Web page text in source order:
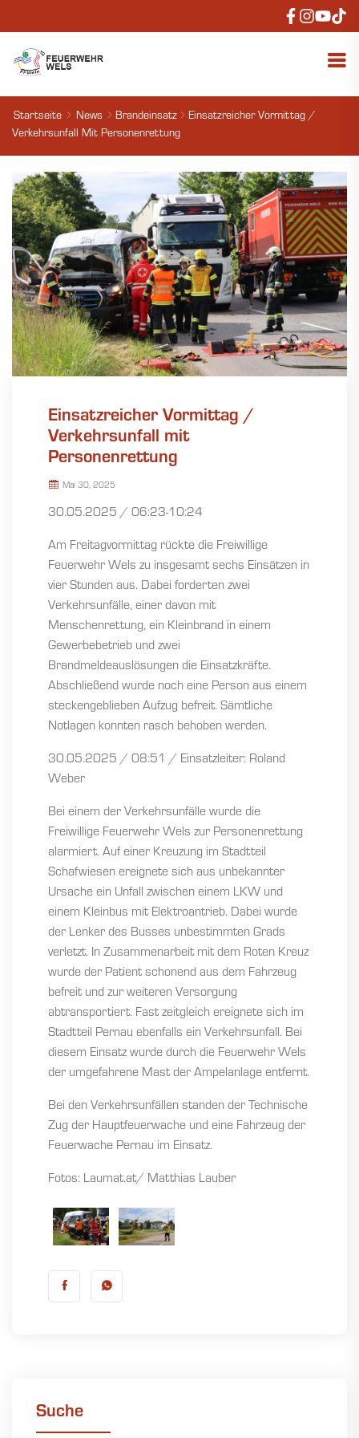
Startseite News Brandeinsatz
Einsatzreicher Vormittag /
Verkehrsunfall Mit Personenrettung
Einsatzreicher Vormittag /
Verkehrsunfall mit
Personenrettung
Mai 30, 2025
30.05.2025 / 06:23-10:24
Am Freitagvormittag rückte die Freiwillige
Feuerwehr Wels zu insgesamt sechs Einsätzen in
vier Stunden aus. Dabei forderten zwei
Verkehrsunfälle, einer davon mit
Menschenrettung, ein Kleinbrand in einem
Gewerbebetrieb und zwei
Brandmeldeauslösungen die Einsatzkräfte.
Abschließend wurde noch eine Person aus einem
steckengeblieben Aufzug befreit. Sämtliche
Notlagen konnten rasch behoben werden.
30.05.2025 / 08:51 / Einsatzleiter: Roland
Weber
Bei einem der Verkehrsunfälle wurde die
Freiwillige Feuerwehr Wels zur Personenrettung
alarmiert. Auf einer Kreuzung im Stadtteil
Schafwiesen ereignete sich aus unbekannter
Ursache ein Unfall zwischen einem LKW und
einem Kleinbus mit Elektroantrieb. Dabei wurde
der Lenker des Busses unbestimmten Grads
verletzt. In Zusammenarbeit mit dem Roten Kreuz
wurde der Patient schonend aus dem Fahrzeug
befreit und zur weiteren Versorgung
abtransportiert. Fast zeitgleich ereignete sich im
Stadtteil Pernau ebenfalls ein Verkehrsunfall. Bei
diesem Einsatz wurde durch die Feuerwehr Wels
der umgefahrene Mast der Ampelanlage entfernt.
Bei den Verkehrsunfällen standen der Technische
Zug der Hauptfeuerwache und eine Fahrzeug der
Feuerwache Pernau im Einsatz.
Fotos: Laumat.at/ Matthias Lauber
Suche